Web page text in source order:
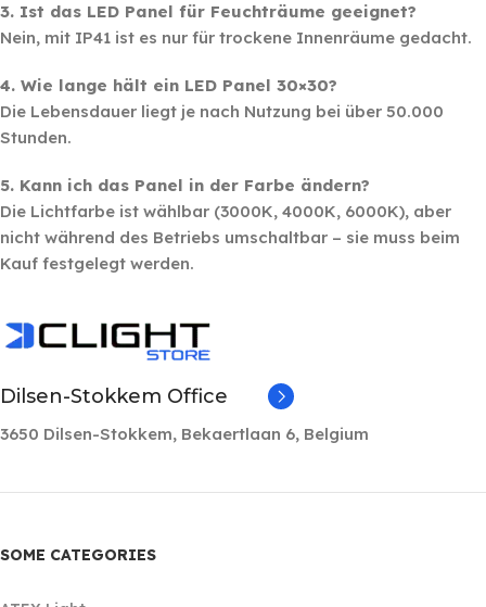
3. Ist das LED Panel für Feuchträume geeignet?
Nein, mit IP41 ist es nur für trockene Innenräume gedacht.
4. Wie lange hält ein LED Panel 30×30?
Die Lebensdauer liegt je nach Nutzung bei über 50.000
Stunden.
5. Kann ich das Panel in der Farbe ändern?
Die Lichtfarbe ist wählbar (3000K, 4000K, 6000K), aber
nicht während des Betriebs umschaltbar – sie muss beim
Kauf festgelegt werden.
Dilsen-Stokkem Office
3650 Dilsen-Stokkem, Bekaertlaan 6, Belgium
SOME CATEGORIES